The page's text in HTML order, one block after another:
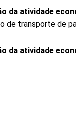
da atividade
de transporte de
da atividade